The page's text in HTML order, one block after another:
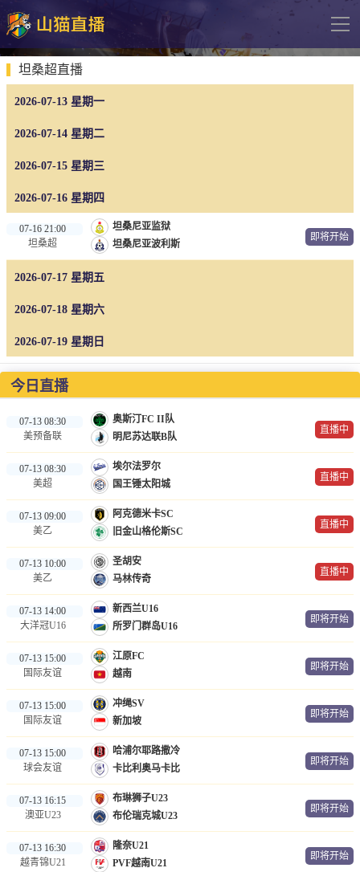
导
网站首页
足球直播
英超
德甲
法甲
意甲
欧冠杯
中超
篮球直播
NBA
录像
足球录像
篮球录像
新闻
足球新闻
篮球新闻
体育词条
坦桑超直播
2026-07-13 星期一
2026-07-14 星期二
2026-07-15 星期三
2026-07-16 星期四
07-16 21:00
坦桑超
坦桑尼亚监狱
坦桑尼亚波利斯
即将开始
2026-07-17 星期五
2026-07-18 星期六
2026-07-19 星期日
今日直播
07-13 08:30
美预备联
奥斯汀FC II队
明尼苏达联B队
直播中
07-13 08:30
美超
埃尔法罗尔
国王锤太阳城
直播中
07-13 09:00
美乙
阿克德米卡SC
旧金山格伦斯SC
直播中
07-13 10:00
美乙
圣胡安
马林传奇
直播中
07-13 14:00
大洋冠U16
新西兰U16
所罗门群岛U16
即将开始
07-13 15:00
国际友谊
江原FC
越南
即将开始
07-13 15:00
国际友谊
冲绳SV
新加坡
即将开始
07-13 15:00
球会友谊
哈浦尔耶路撒冷
卡比利奥马卡比
即将开始
07-13 16:15
澳亚U23
布琳狮子U23
布伦瑞克城U23
即将开始
07-13 16:30
越青锦U21
隆奈U21
PVF越南U21
即将开始